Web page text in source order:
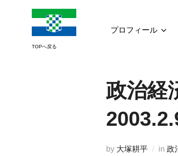
プロフィール
政治経
by 大塚耕平 in 政